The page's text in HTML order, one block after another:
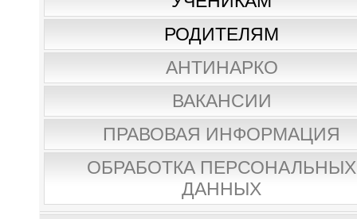
РОДИТЕЛЯМ
АНТИНАРКО
ВАКАНСИИ
ПРАВОВАЯ ИНФОРМАЦИЯ
ОБРАБОТКА ПЕРСОНАЛЬНЫХ
ДАННЫХ